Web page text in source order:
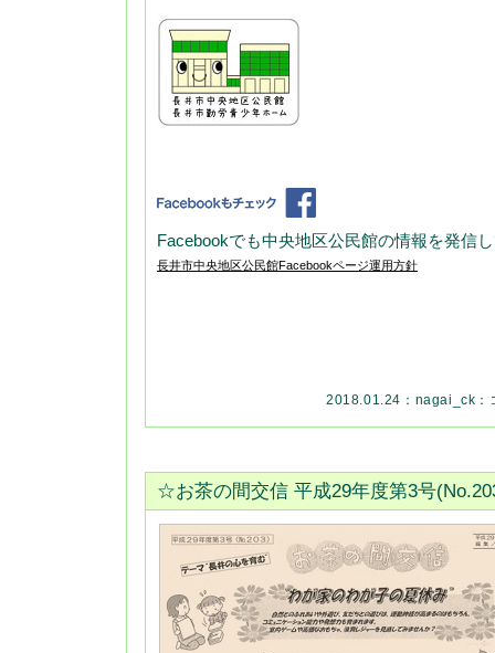
Facebookでも中央地区公民館の情報を発信
長井市中央地区公民館Facebookページ運用方針
2018.01.24： nagai_ck ：
☆お茶の間交信 平成29年度第3号